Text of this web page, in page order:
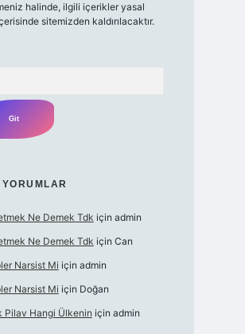
halinde, ilgili içerikler yasal
sitemizden kaldırılacaktır.
Ne Demek Tdk için admin
Ne Demek Tdk için Can
Narsist Mi için admin
Narsist Mi için Doğan
Pilav Hangi Ülkenin için admin